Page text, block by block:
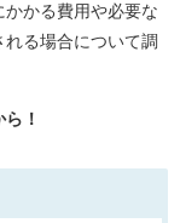
かる費用や必要な
る場合について調
ら！